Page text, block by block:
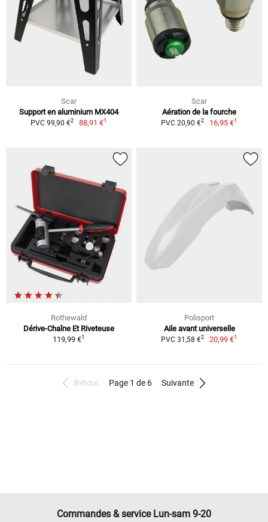
Scar
Support en aluminium MX404
PVC 99,90 €2 88,91 €1
Scar
Aération de la fourche
PVC 20,90 €2 16,95 €1
Rothewald
Dérive-Chaîne Et Riveteuse
119,99 €1
Polisport
Aile avant universelle
PVC 31,58 €2 20,99 €1
Retour Page 1 de 6 Suivante
Commandes & service Lun-sam 9-20